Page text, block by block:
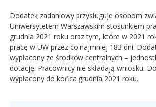
Dodatek zadaniowy przysługuje osobom
Uniwersytetem Warszawskim stosunkiem
grudnia 2021 roku oraz tym, które w 2021
pracę w UW przez co najmniej 183 dni.
wypłacony ze środków centralnych –
dotację. Pracownicy nie składają wniosku.
wypłacony do końca grudnia 2021 roku.